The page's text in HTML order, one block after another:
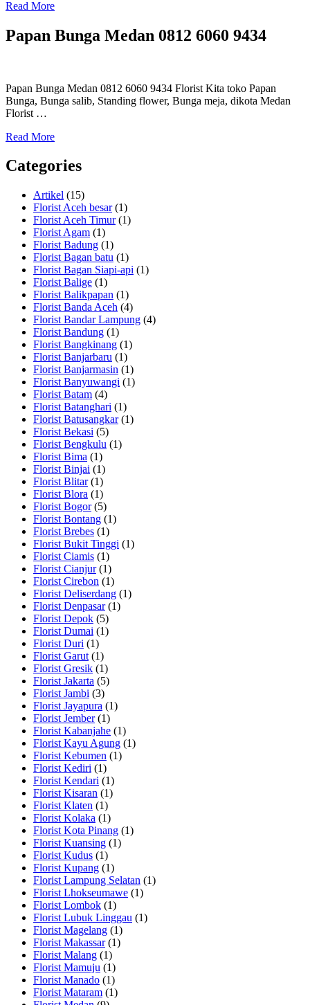
Read More
Papan Bunga Medan 0812 6060 9434
Papan Bunga Medan 0812 6060 9434 Florist Kita toko Papan
Bunga, Bunga salib, Standing flower, Bunga meja, dikota Medan
Florist …
Read More
Categories
Artikel (15)
Florist Aceh besar(1)
Florist Aceh Timur(1)
Florist Agam (1)
Florist Badung (1)
Florist Bagan batu (1)
Florist Bagan Siapi-api (1)
Florist Balige (1)
Florist Balikpapan (1)
Florist Banda Aceh (4)
Florist Bandar Lampung (4)
Florist Bandung (1)
Florist Bangkinang (1)
Florist Banjarbaru (1)
Florist Banjarmasin (1)
Florist Banyuwangi (1)
Florist Batam (4)
Florist Batanghari (1)
Florist Batusangkar(1)
Florist Bekasi (5)
Florist Bengkulu (1)
Florist Bima (1)
Florist Binjai (1)
Florist Blitar(1)
Florist Blora (1)
Florist Bogor(5)
Florist Bontang (1)
Florist Brebes (1)
Florist Bukit Tinggi (1)
Florist Ciamis (1)
Florist Cianjur(1)
Florist Cirebon (1)
Florist Deliserdang (1)
Florist Denpasar(1)
Florist Depok (5)
Florist Dumai (1)
Florist Duri (1)
Florist Garut (1)
Florist Gresik (1)
Florist Jakarta (5)
Florist Jambi (3)
Florist Jayapura (1)
Florist Jember(1)
Florist Kabanjahe (1)
Florist Kayu Agung (1)
Florist Kebumen (1)
Florist Kediri (1)
Florist Kendari (1)
Florist Kisaran (1)
Florist Klaten (1)
Florist Kolaka (1)
Florist Kota Pinang (1)
Florist Kuansing (1)
Florist Kudus (1)
Florist Kupang (1)
Florist Lampung Selatan (1)
Florist Lhokseumawe (1)
Florist Lombok (1)
Florist Lubuk Linggau (1)
Florist Magelang (1)
Florist Makassar(1)
Florist Malang (1)
Florist Mamuju (1)
Florist Manado (1)
Florist Mataram (1)